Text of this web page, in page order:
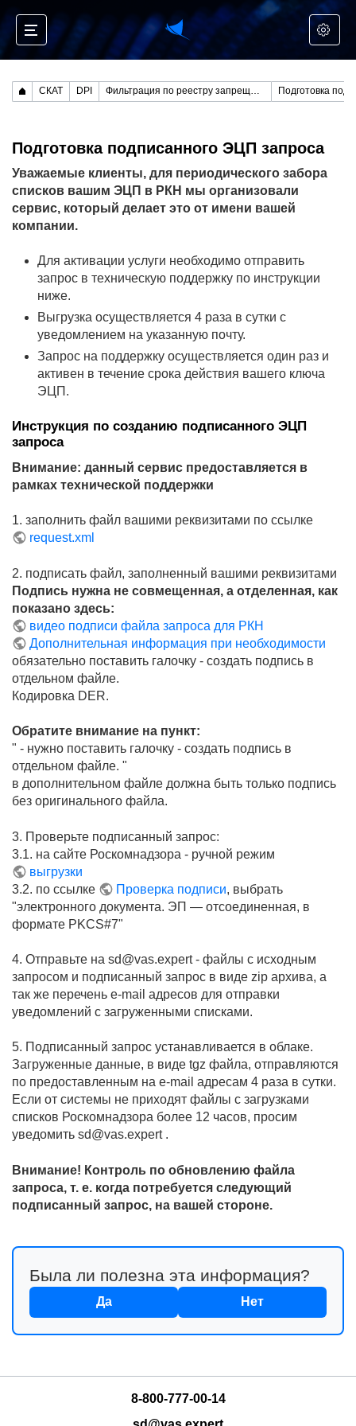
VEOS
СКАТ DPI Фильтрация по реестру запрещенных сайтов
Подготовка подписанного ЭЦП запроса
Уважаемые клиенты, для периодического забора
списков вашим ЭЦП в РКН мы организовали
сервис, который делает это от имени вашей
компании.
Для активации услуги необходимо отправить
запрос в техническую поддержку по инструкции
ниже.
Выгрузка осуществляется 4 раза в сутки с
уведомлением на указанную почту.
Запрос на поддержку осуществляется один раз и
активен в течение срока действия вашего ключа
ЭЦП.
Инструкция по созданию подписанного ЭЦП
запроса
Внимание: данный сервис предоставляется в
рамках технической поддержки
1. заполнить файл вашими реквизитами по ссылке
request.xml
2. подписать файл, заполненный вашими реквизитами
Подпись нужна не совмещенная, а отделенная, как
показано здесь:
видео подписи файла запроса для РКН
Дополнительная информация при необходимости
обязательно поставить галочку - создать подпись в
отдельном файле.
Кодировка DER.
Обратите внимание на пункт:
" - нужно поставить галочку - создать подпись в
отдельном файле. "
в дополнительном файле должна быть только подпись
без оригинального файла.
3. Проверьте подписанный запрос:
3.1. на сайте Роскомнадзора - ручной режим
выгрузки
3.2. по ссылке
Проверка подписи, выбрать
"электронного документа. ЭП — отсоединенная, в
формате PKCS#7"
4. Отправьте на sd@vas.expert - файлы с исходным
запросом и подписанный запрос в виде zip архива, а
так же перечень e-mail адресов для отправки
уведомлений с загруженными списками.
5. Подписанный запрос устанавливается в облаке.
Загруженные данные, в виде tgz файла, отправляются
по предоставленным на e-mail адресам 4 раза в сутки.
Если от системы не приходят файлы с загрузками
списков Роскомнадзора более 12 часов, просим
уведомить sd@vas.expert .
Внимание! Контроль по обновлению файла
запроса, т. е. когда потребуется следующий
подписанный запрос, на вашей стороне.
Была ли полезна эта информация?
Да Нет
8-800-777-00-14